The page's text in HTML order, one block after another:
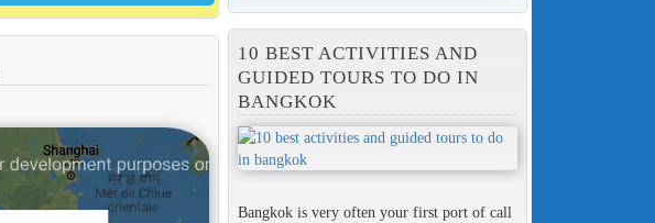
10 BEST ACTIVITIES AND
GUIDED TOURS TO DO IN
BANGKOK
Bangkok is very often your first port of call